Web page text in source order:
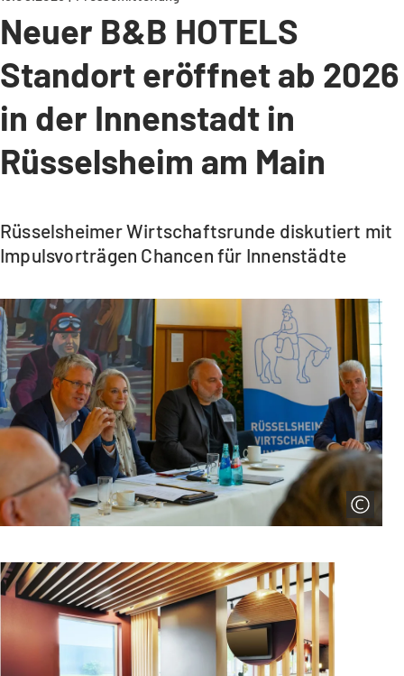
Neuer B&B HOTELS
Standort eröffnet ab 2026
in der Innenstadt in
Rüsselsheim am Main
Rüsselsheimer Wirtschaftsrunde diskutiert mit
Impulsvorträgen Chancen für Innenstädte